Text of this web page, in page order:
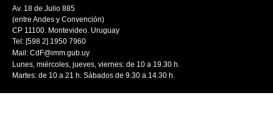
Av. 18 de Julio 885
(entre Andes y Convención)
CP 11100. Montevideo. Uruguay
Tel: [598 2] 1950 7960
Mail: CdF@imm.gub.uy
Lunes, miércoles, jueves, viernes: de 10 a 19.30 h.
Martes: de 10 a 21 h. Sábados de 9.30 a 14.30 h.